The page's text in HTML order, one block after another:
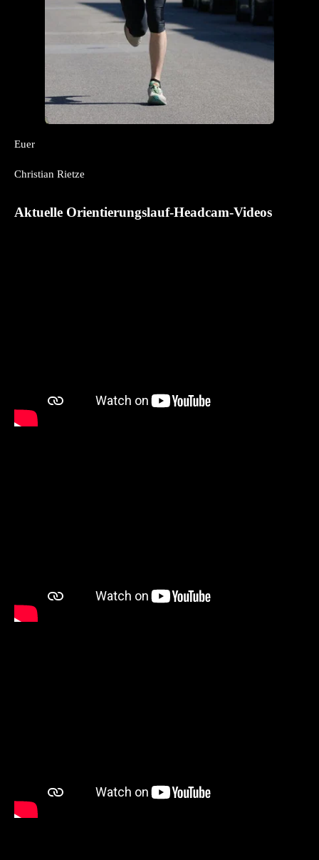
Euer
Christian Rietze
Aktuelle Orientierungslauf-Headcam-Videos